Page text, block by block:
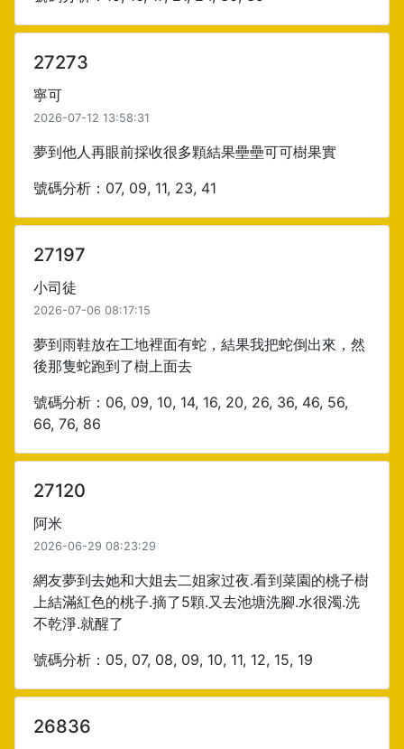
27273
寧可
2026-07-12 13:58:31
夢到他人再眼前採收很多顆結果壘壘可可樹果實
號碼分析：07, 09, 11, 23, 41
27197
小司徒
2026-07-06 08:17:15
夢到雨鞋放在工地裡面有蛇，結果我把蛇倒出來，然
後那隻蛇跑到了樹上面去
號碼分析：06, 09, 10, 14, 16, 20, 26, 36, 46, 56,
66, 76, 86
27120
阿米
2026-06-29 08:23:29
網友夢到去她和大姐去二姐家过夜.看到菜園的桃子樹
上結滿紅色的桃子.摘了5顆.又去池塘洗腳.水很濁.洗
不乾淨.就醒了
號碼分析：05, 07, 08, 09, 10, 11, 12, 15, 19
26836